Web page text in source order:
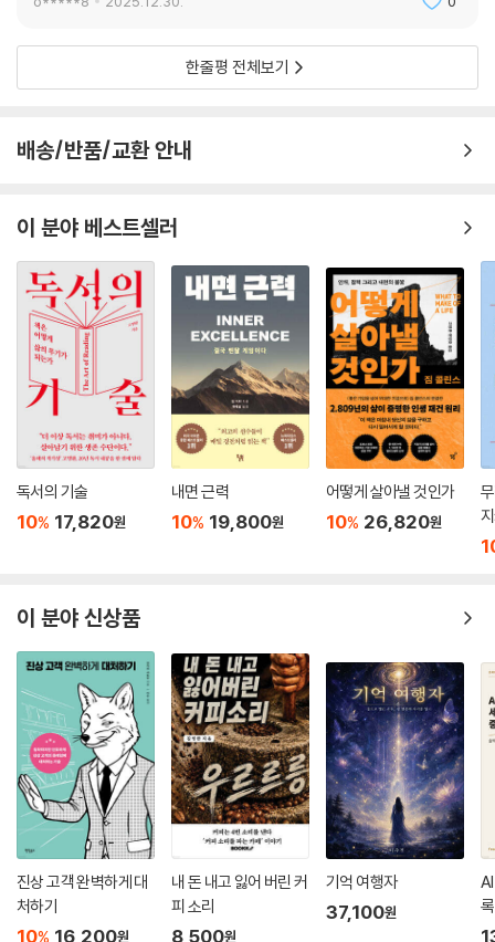
중하면, 원래 자신의 이성적 사고를 잃게 됩니다. 특히나 콜드리딩은 주관
적인 해석이 많이 개입될 수 있는 단점이 존재하기 때문에 객관적인 관점
을 잘 유지하면서 질문의 맹점을 판단할 수 있어야 합니다. 상대가 칭찬이
나 공포스러운 말을 통해 섣불리 현혹하려고 시도하거나 모호한 말로 예측
의적인 콜드리딩에 당하지 않기 위해서죠.
습니다. 하지만 대화를 주도한 입장이거나 상대가 몰입한 상황이 아니라
면, 오히려 멀어지게 될 수도 있습니다. 패턴을 깨는 것은 강력한 기술이지
만 양날의 검입니다. 과하면 최면 효과는커녕 상대의 몰입을 깨고 관계를
망칠 수도 있기 때문이죠.
상대의 사고에 과부하를 거는 것이 목적이기 때문에 자주 활용하면 상대하
기 피곤한 사람이 되거나 그냥 이상한 사람으로 보일 수도 있습니다. 따라
서 활용에 신중해야 합니다. 평소 라포를 잘 쌓은 상태에서 확실한 순간에
활용하는 것이 중요합니다.
일상에서의 ‘패턴 인터럽트’ 요령은 예상치 못한 것이되, 바로 대답하기는
어려우면서 대답하려고 애쓸 정도는 되는 주제로 균형을 잘 잡아야 합니
--- pp.329-330, 「CHAPTER 5. 최면가는 어떻게 상대의 무의식에 말
을 걸까? 5-2. 단계별 최면 익히기」 중에서
위의 모든 기술은 라포를 형성하고 상대의 생각에 대해 가설을 세우고, 인
내심을 갖고 적극적으로 경청하는 것이 필요했습니다. 그리고 전략적인 마
인드로 원하는 것을 얻는 과정이었죠.
그래서 이 4개의 기술을 연습하게 되면 생각의 패러다임이 바뀔 것입니다.
순간의 감정에 매몰되어 상처뿐인 승리에 후회할 일은 없앨 수 있죠. 나에
게 좋은 것을 얻고 그것을 위해 작은 전투는 질 수도 있지만, 그것이 장기적
으로는 이기는 일이 될 수도 있다는 것을 깨달을 수 있었습니다. 예전에는
병사의 관점이었다면, 이젠 전략가의 관점이 되는 것이죠.
이 4개의 기술은 모두 섞어서 활용할수록 더 효과적으로 사용할 수 있습니
한줄평 전체보기
배송/반품/교환 안내
이 분야 베스트셀러
독서의 기술
10% 17,820원
내면 근력
10% 19,800원
어떻게 살아낼 것인가
10% 26,820원
이 분야 신상품
진상 고객 완벽하게 대
처하기
10% 16,200원
내 돈 내고 잃어 버린 커
피 소리
8,500원
기억 여행자
37,100원